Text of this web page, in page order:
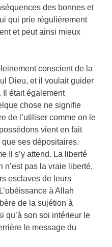
des bonnes et
qui prie régulièrement
et peut ainsi mieux
conscient de la
Dieu, et il voulait guider
Il était également
chose ne signifie
de l’utiliser comme on le
vient en fait
ses dépositaires.
Il s’y attend. La liberté
pas la vraie liberté,
esclaves de leurs
à Allah
de la sujétion à
qu’à son soi intérieur le
le message du